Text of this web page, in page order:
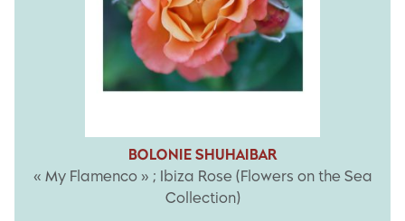
BOLONIE SHUHAIBAR
« My Flamenco » ; Ibiza Rose (Flowers on the Sea
Collection)